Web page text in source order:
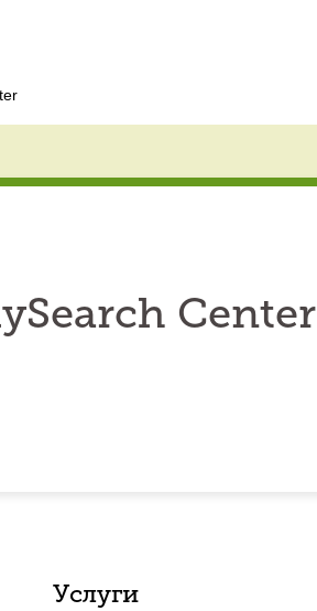
Center
Услуги